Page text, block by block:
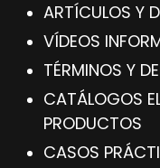
ARTÍCULOS Y
VÍDEOS
TÉRMINOS Y
CATÁLOGOS
PRODUCTOS
CASOS